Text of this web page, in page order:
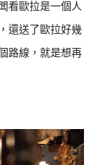
看歐拉是一個人
還送了歐拉好幾
路線，就是想再